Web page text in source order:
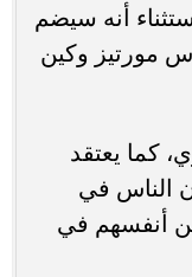
أنه سيضم
مورتيز وكين
كما يعتقد
الناس في
من أنفسهم في